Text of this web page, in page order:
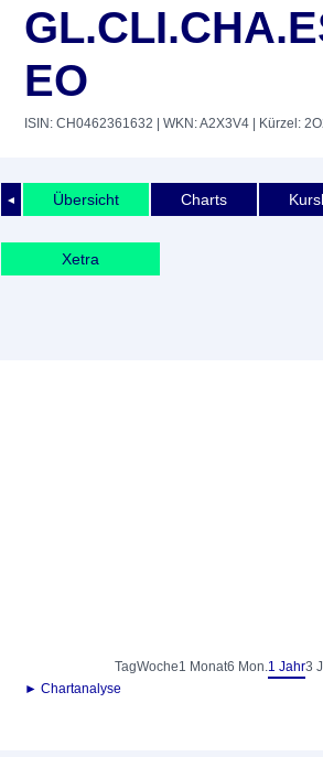
EO
ISIN: CH0462361632 | WKN: A2X3V4 | Kürzel:
◄ Übersicht Charts
Xetra
TagWoche1 Monat6 Mon.1 Jahr3
► Chartanalyse